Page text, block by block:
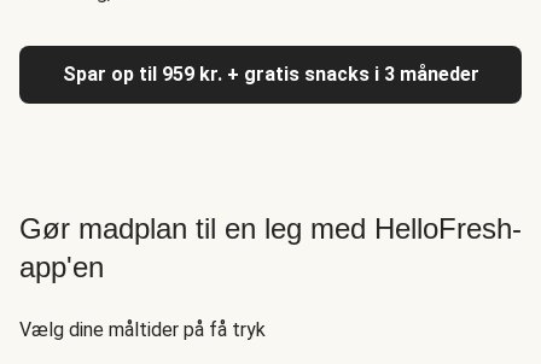
Spar op til 959 kr. + gratis snacks i 3 måneder
Gør madplan til en leg med HelloFresh-
app'en
Vælg dine måltider på få tryk